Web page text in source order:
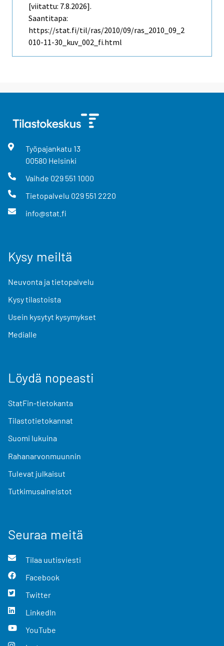
[viitattu: 7.8.2026].
Saantitapa:
https://stat.fi/til/ras/2010/09/ras_2010_09_2
010-11-30_kuv_002_fi.html
Työpajankatu 13
00580 Helsinki
Vaihde 029 551 1000
Tietopalvelu 029 551 2220
info@stat.fi
Kysy meiltä
Neuvonta ja tietopalvelu
Kysy tilastoista
Usein kysytyt kysymykset
Medialle
Löydä nopeasti
StatFin-tietokanta
Tilastotietokannat
Suomi lukuina
Rahanarvonmuunnin
Tulevat julkaisut
Tutkimusaineistot
Seuraa meitä
Tilaa uutisviesti
Facebook
Twitter
LinkedIn
YouTube